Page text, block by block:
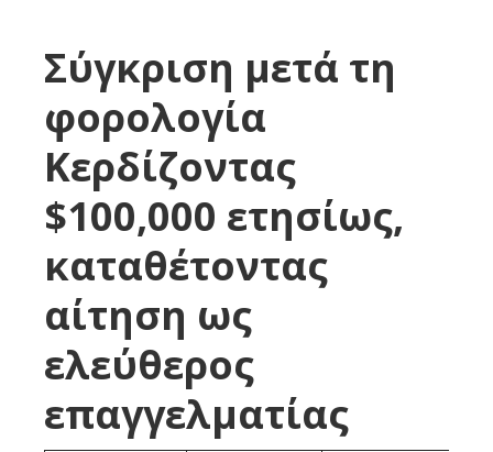
Σύγκριση μετά τη
φορολογία
Κερδίζοντας
$100,000 ετησίως,
καταθέτοντας
αίτηση ως
ελεύθερος
επαγγελματίας